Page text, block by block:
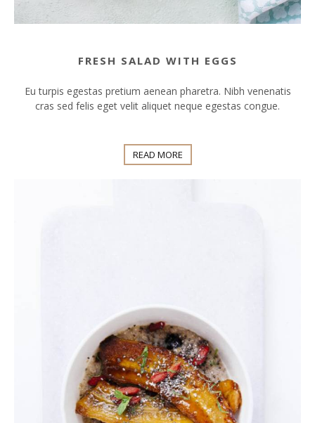
FRESH SALAD WITH EGGS
Eu turpis egestas pretium aenean pharetra. Nibh venenatis
cras sed felis eget velit aliquet neque egestas congue.
READ MORE